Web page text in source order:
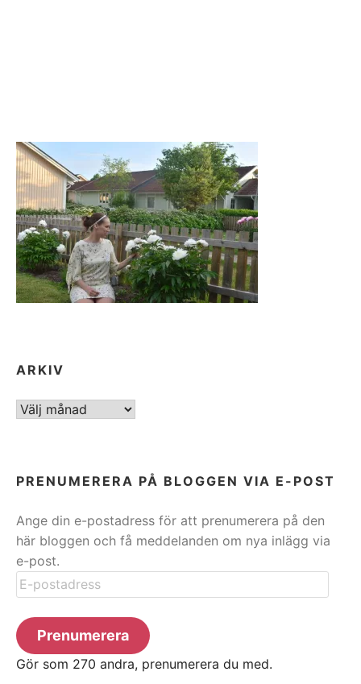
ARKIV
ARKIV
PRENUMERERA PÅ BLOGGEN VIA E-POST
Ange din e-postadress för att prenumerera på den
här bloggen och få meddelanden om nya inlägg via
e-post.
E-
postadress
Prenumerera
Gör som 270 andra, prenumerera du med.